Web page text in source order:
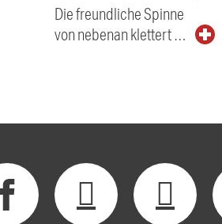
Die freundliche Spinne
von nebenan klettert …